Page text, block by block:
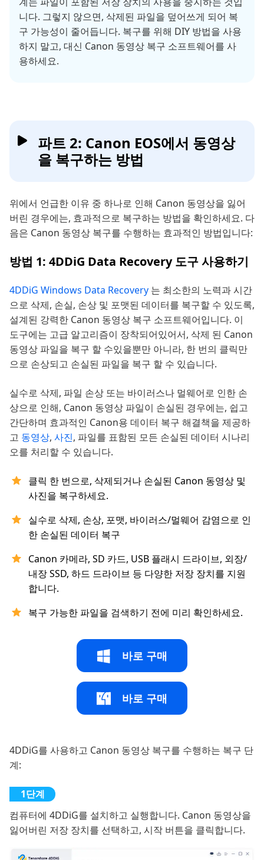
니다. 그렇지 않으면, 삭제된 파일을 덮어쓰게 되어 복
구 가능성이 줄어듭니다. 복구를 위해 DIY 방법을 사용
하지 말고, 대신 Canon 동영상 복구 소프트웨어를 사
용하세요.
파트 2: Canon EOS에서 동영상
을 복구하는 방법
위에서 언급한 이유 중 하나로 인해 Canon 동영상을 잃어
버린 경우에는, 효과적으로 복구하는 방법을 확인하세요. 다
음은 Canon 동영상 복구를 수행하는 효과적인 방법입니다:
방법 1: 4DDiG Data Recovery 도구 사용하기
4DDiG Windows Data Recovery 는 최소한의 노력과 시간
으로 삭제, 손실, 손상 및 포맷된 데이터를 복구할 수 있도록,
설계된 강력한 Canon 동영상 복구 소프트웨어입니다. 이
도구에는 고급 알고리즘이 장착되어있어서, 삭제 된 Canon
동영상 파일을 복구 할 수있을뿐만 아니라, 한 번의 클릭만
으로 손상되고 손실된 파일을 복구 할 수 있습니다.
실수로 삭제, 파일 손상 또는 바이러스나 멀웨어로 인한 손
상으로 인해, Canon 동영상 파일이 손실된 경우에는, 쉽고
간단하며 효과적인 Canon용 데이터 복구 해결책을 제공하
고 동영상, 사진, 파일를 표함된 모든 손실된 데이터 시나리
오를 처리할 수 있습니다.
클릭 한 번으로, 삭제되거나 손실된 Canon 동영상 및
사진을 복구하세요.
실수로 삭제, 손상, 포맷, 바이러스/멀웨어 감염으로 인
한 손실된 데이터 복구
Canon 카메라, SD 카드, USB 플래시 드라이브, 외장/
내장 SSD, 하드 드라이브 등 다양한 저장 장치를 지원
합니다.
복구 가능한 파일을 검색하기 전에 미리 확인하세요.
바로 구매
바로 구매
4DDiG를 사용하고 Canon 동영상 복구를 수행하는 복구 단
계:
컴퓨터에 4DDiG를 설치하고 실행합니다. Canon 동영상을
잃어버린 저장 장치를 선택하고, 시작 버튼을 클릭합니다.